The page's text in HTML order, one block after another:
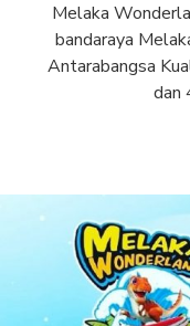
Melaka
bandaraya
Antarabangsa
dan